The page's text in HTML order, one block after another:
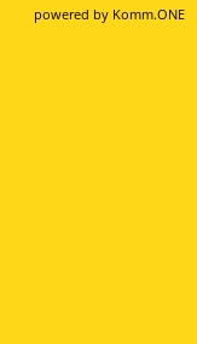
powered by Komm.ONE